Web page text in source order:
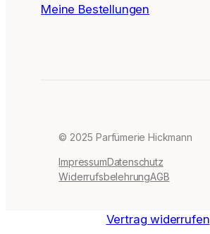
Meine Bestellungen
© 2025 Parfümerie Hickmann
ImpressumDatenschutz
WiderrufsbelehrungAGB
Vertrag widerrufen